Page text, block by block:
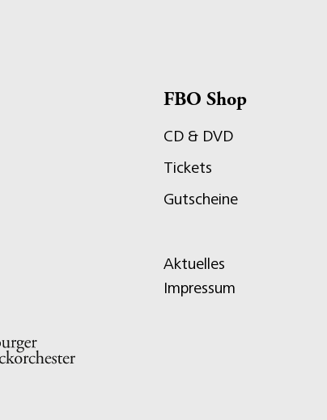
FBO Shop
CD & DVD
Tickets
Gutscheine
Aktuelles
Impressum